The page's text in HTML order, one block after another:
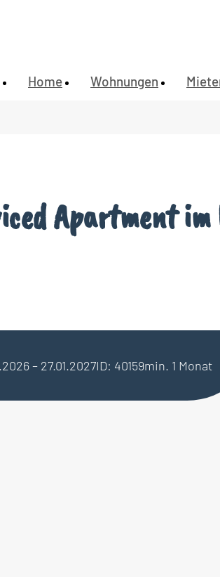
Home Wohnungen
Apartment im
– 27.01.2027ID: 40159min. 1 Monat